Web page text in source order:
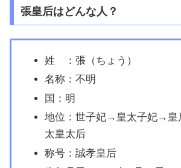
張皇后はどんな人？
姓 ：張（ちょう）
名称：不明
国：明
地位：世子妃→皇太子妃→
太皇太后
称号：誠孝皇后